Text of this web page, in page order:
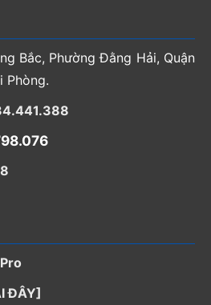
Bắc, Phường Đằng Hải, Quận
Phòng.
ĐÂY]